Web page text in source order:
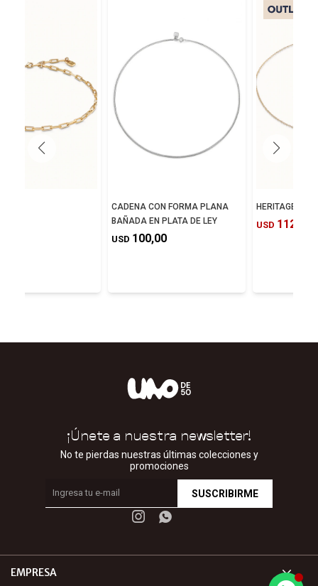
CADENA CON FORMA PLANA
BAÑADA EN PLATA DE LEY
USD 100,00
HERITAGE
USD 112,00
EMPRESA
¡Únete a nuestra newsletter!
No te pierdas nuestras últimas colecciones y
promociones
SUSCRIBIRME
 